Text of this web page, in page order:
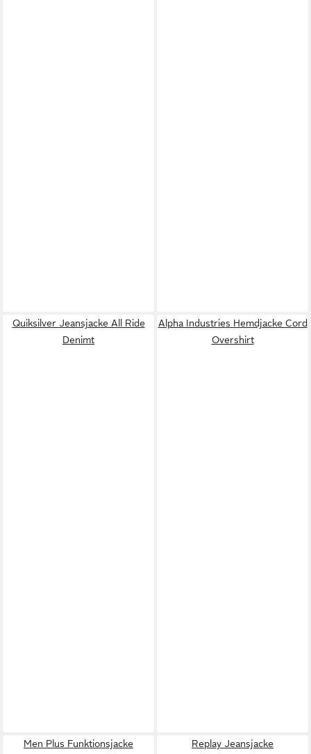
Quiksilver Jeansjacke All Ride
Denimt
Alpha Industries Hemdjacke Cord
Overshirt
Men Plus Funktionsjacke Replay Jeansjacke